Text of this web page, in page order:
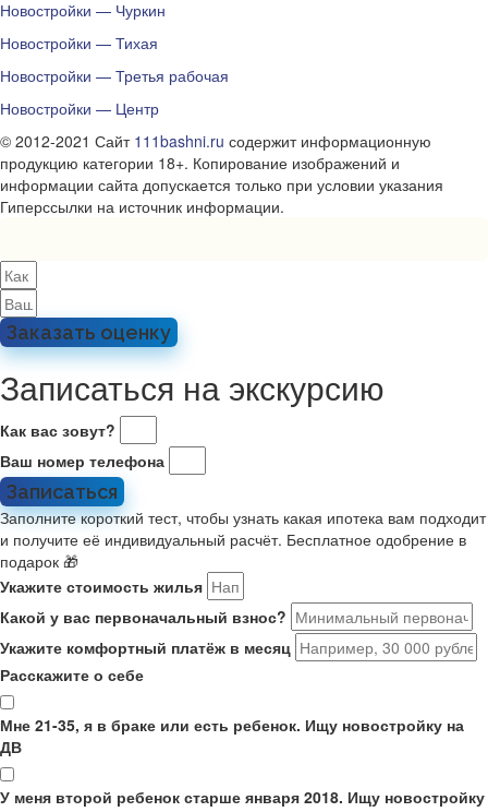
Новостройки — Чуркин
Новостройки — Тихая
Новостройки — Третья рабочая
Новостройки — Центр
© 2012-2021 Сайт 111bashni.ru содержит информационную
продукцию категории 18+. Копирование изображений и
информации сайта допускается только при условии указания
Гиперссылки на источник информации.
Заказать оценку
Записаться на экскурсию
Как вас зовут?
Ваш номер телефона
Записаться
Заполните короткий тест, чтобы узнать какая ипотека вам подходит
и получите её индивидуальный расчёт. Бесплатное одобрение в
подарок 🎁
Укажите стоимость жилья
Какой у вас первоначальный взнос?
Укажите комфортный платёж в месяц
Расскажите о себе
Мне 21-35, я в браке или есть ребенок. Ищу новостройку на
ДВ
У меня второй ребенок старше января 2018. Ищу новостройку